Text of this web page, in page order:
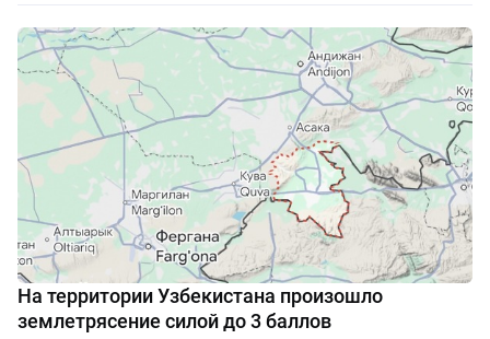
На территории Узбекистана произошло
землетрясение силой до 3 баллов